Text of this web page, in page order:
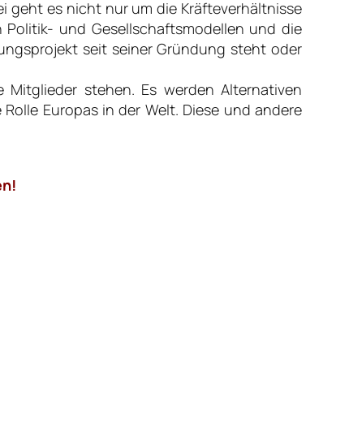
geht es nicht nur um die Kräfteverhältnisse
und Gesellschaftsmodellen und die
seit seiner Gründung steht oder
stehen. Es werden Alternativen
Europas in der Welt. Diese und andere